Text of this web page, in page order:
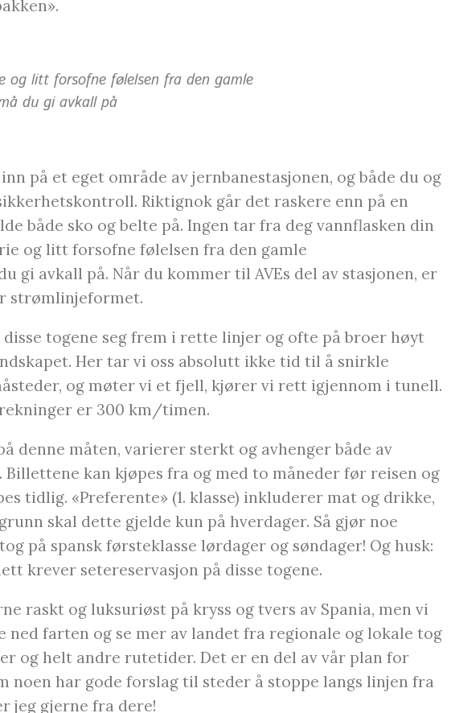
og litt forsofne følelsen fra den gamle
du gi avkall på
på et eget område av jernbanestasjonen, og både du og
Riktignok går det raskere enn på en
både sko og belte på. Ingen tar fra deg vannflasken din
og litt forsofne følelsen fra den gamle
gi avkall på. Når du kommer til AVEs del av stasjonen, er
strømlinjeformet.
togene seg frem i rette linjer og ofte på broer høyt
Her tar vi oss absolutt ikke tid til å snirkle
og møter vi et fjell, kjører vi rett igjennom i tunell.
er 300 km/timen.
denne måten, varierer sterkt og avhenger både av
kan kjøpes fra og med to måneder før reisen og
tidlig. «Preferente» (1. klasse) inkluderer mat og drikke,
skal dette gjelde kun på hverdager. Så gjør noe
på spansk førsteklasse lørdager og søndager! Og husk:
krever setereservasjon på disse togene.
raskt og luksuriøst på kryss og tvers av Spania, men vi
ned farten og se mer av landet fra regionale og lokale tog
og helt andre rutetider. Det er en del av vår plan for
noen har gode forslag til steder å stoppe langs linjen fra
jeg gjerne fra dere!